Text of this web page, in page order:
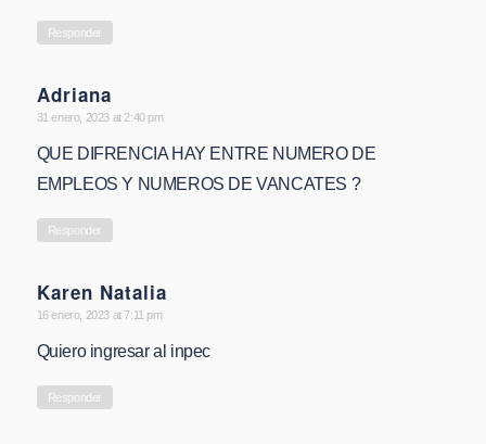
Responder
Adriana
says:
31 enero, 2023 at 2:40 pm
QUE DIFRENCIA HAY ENTRE NUMERO DE
EMPLEOS Y NUMEROS DE VANCATES ?
Responder
Karen Natalia
says:
16 enero, 2023 at 7:11 pm
Quiero ingresar al inpec
Responder